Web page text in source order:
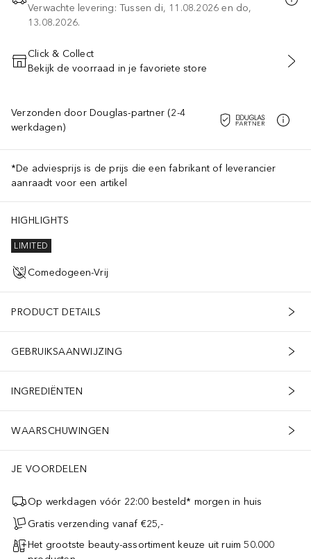
Verwachte levering: Tussen di, 11.08.2026 en do,
13.08.2026.
VOEG TOE AAN WINKELMANDJE
Click & Collect
Bekijk de voorraad in je favoriete store
Verzonden door Douglas-partner (2-4
werkdagen)
*De adviesprijs is de prijs die een fabrikant of leverancier
aanraadt voor een artikel
HIGHLIGHTS
LIMITED
Comedogeen-Vrij
PRODUCT DETAILS
GEBRUIKSAANWIJZING
INGREDIËNTEN
WAARSCHUWINGEN
JE VOORDELEN
Op werkdagen vóór 22:00 besteld* morgen in huis
Gratis verzending vanaf €25,-
Het grootste beauty-assortiment keuze uit ruim 50.000